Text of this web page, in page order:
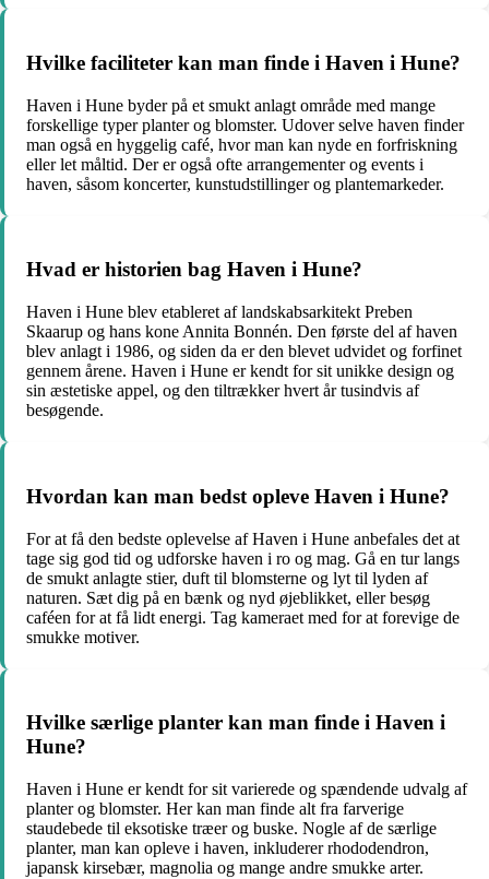
Hvilke faciliteter kan man finde i Haven i Hune?
Haven i Hune byder på et smukt anlagt område med mange
forskellige typer planter og blomster. Udover selve haven finder
man også en hyggelig café, hvor man kan nyde en forfriskning
eller let måltid. Der er også ofte arrangementer og events i
haven, såsom koncerter, kunstudstillinger og plantemarkeder.
Hvad er historien bag Haven i Hune?
Haven i Hune blev etableret af landskabsarkitekt Preben
Skaarup og hans kone Annita Bonnén. Den første del af haven
blev anlagt i 1986, og siden da er den blevet udvidet og forfinet
gennem årene. Haven i Hune er kendt for sit unikke design og
sin æstetiske appel, og den tiltrækker hvert år tusindvis af
besøgende.
Hvordan kan man bedst opleve Haven i Hune?
For at få den bedste oplevelse af Haven i Hune anbefales det at
tage sig god tid og udforske haven i ro og mag. Gå en tur langs
de smukt anlagte stier, duft til blomsterne og lyt til lyden af
naturen. Sæt dig på en bænk og nyd øjeblikket, eller besøg
caféen for at få lidt energi. Tag kameraet med for at forevige de
smukke motiver.
Hvilke særlige planter kan man finde i Haven i
Hune?
Haven i Hune er kendt for sit varierede og spændende udvalg af
planter og blomster. Her kan man finde alt fra farverige
staudebede til eksotiske træer og buske. Nogle af de særlige
planter, man kan opleve i haven, inkluderer rhododendron,
japansk kirsebær, magnolia og mange andre smukke arter.